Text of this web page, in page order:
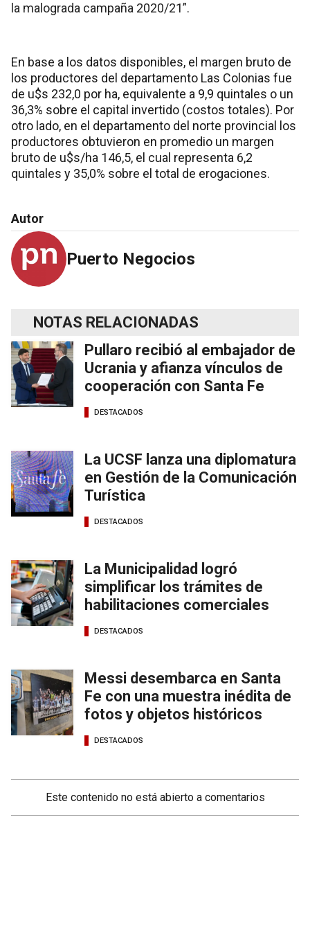
la malograda campaña 2020/21”.
En base a los datos disponibles, el margen bruto de
los productores del departamento Las Colonias fue
de u$s 232,0 por ha, equivalente a 9,9 quintales o un
36,3% sobre el capital invertido (costos totales). Por
otro lado, en el departamento del norte provincial los
productores obtuvieron en promedio un margen
bruto de u$s/ha 146,5, el cual representa 6,2
quintales y 35,0% sobre el total de erogaciones.
Autor
Puerto Negocios
NOTAS RELACIONADAS
Pullaro recibió al embajador de
Ucrania y afianza vínculos de
cooperación con Santa Fe
DESTACADOS
La UCSF lanza una diplomatura
en Gestión de la Comunicación
Turística
DESTACADOS
La Municipalidad logró
simplificar los trámites de
habilitaciones comerciales
DESTACADOS
Messi desembarca en Santa
Fe con una muestra inédita de
fotos y objetos históricos
DESTACADOS
Este contenido no está abierto a comentarios